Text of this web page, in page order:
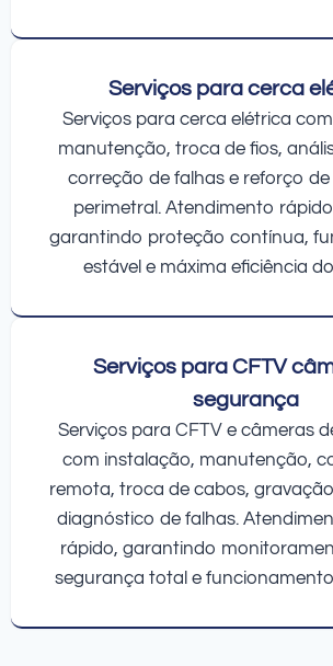
Serviços para cerca
Serviços para cerca elétrica
manutenção, troca de fios,
correção de falhas e reforço
perimetral. Atendimento
garantindo proteção contínua,
estável e máxima eficiência
Serviços para CFTV
segurança
Serviços para CFTV e câmeras
com instalação, manutenção,
remota, troca de cabos,
diagnóstico de falhas.
rápido, garantindo
segurança total e